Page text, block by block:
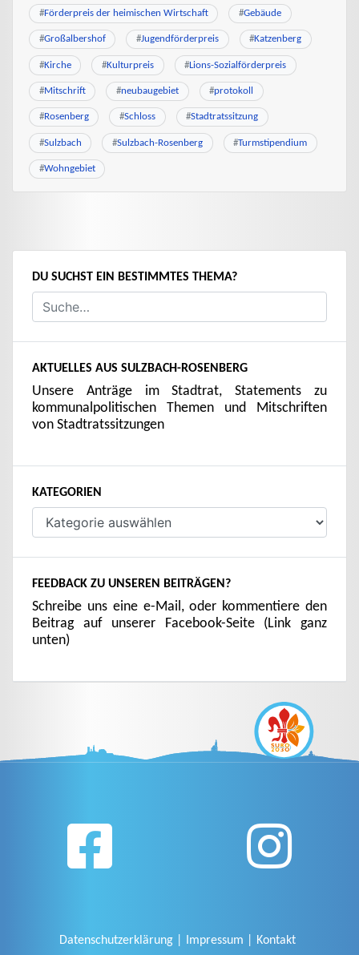
#Förderpreis der heimischen Wirtschaft #Gebäude
#Großalbershof #Jugendförderpreis #Katzenberg
#Kirche #Kulturpreis #Lions-Sozialförderpreis
#Mitschrift #neubaugebiet #protokoll
#Rosenberg #Schloss #Stadtratssitzung
#Sulzbach #Sulzbach-Rosenberg #Turmstipendium
#Wohngebiet
DU SUCHST EIN BESTIMMTES THEMA?
AKTUELLES AUS SULZBACH-ROSENBERG
Unsere Anträge im Stadtrat, Statements zu
kommunalpolitischen Themen und Mitschriften
von Stadtratssitzungen
KATEGORIEN
FEEDBACK ZU UNSEREN BEITRÄGEN?
Schreibe uns eine e-Mail, oder kommentiere den
Beitrag auf unserer Facebook-Seite (Link ganz
unten)
Datenschutzerklärung Impressum Kontakt